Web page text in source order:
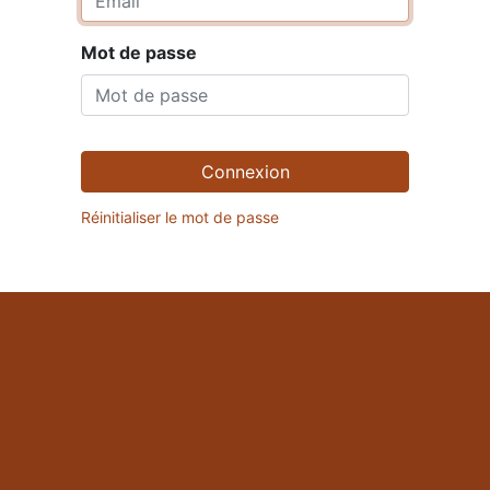
Mot de passe
Connexion
Réinitialiser le mot de passe